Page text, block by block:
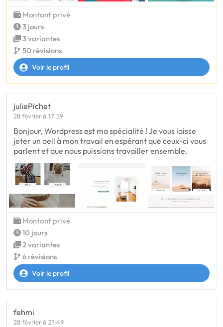
Montant privé
3 jours
3 variantes
50 révisions
Voir le profil
juliePichet
28 février à 17:59
Bonjour, Wordpress est ma spécialité ! Je vous laisse
jeter un oeil à mon travail en espérant que ceux-ci vous
parlent et que nous puissions travailler ensemble.
Montant privé
10 jours
2 variantes
6 révisions
Voir le profil
fehmi
28 février à 21:49